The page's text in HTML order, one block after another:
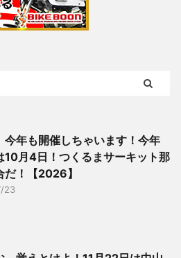
今年も開催しちゃいます！今年
10月4日！つくるまサーキット那
だ！【2026】
23